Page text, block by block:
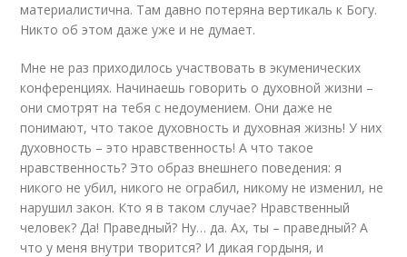
материалистична. Там давно потеряна вертикаль к Богу.
Никто об этом даже уже и не думает.
Мне не раз приходилось участвовать в экуменических
конференциях. Начинаешь говорить о духовной жизни –
они смотрят на тебя с недоумением. Они даже не
понимают, что такое духовность и духовная жизнь! У них
духовность – это нравственность! А что такое
нравственность? Это образ внешнего поведения: я
никого не убил, никого не ограбил, никому не изменил, не
нарушил закон. Кто я в таком случае? Нравственный
человек? Да! Праведный? Ну… да. Ах, ты – праведный? А
что у меня внутри творится? И дикая гордыня, и